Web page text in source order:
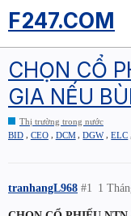
F247.COM
CHỌN CỔ
GIA NẾU
Thị trường trong nước
BID
CEO DCM ,DGW ,ELC
tranhangL968 1
#1